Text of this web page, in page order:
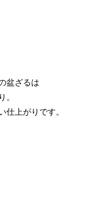
盆ざるは
。
仕上がりです。